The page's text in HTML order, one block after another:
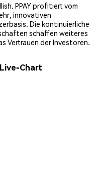
PPAY profitiert vom
innovativen
Die kontinuierliche
schaffen weiteres
Vertrauen der Investoren.
Chart